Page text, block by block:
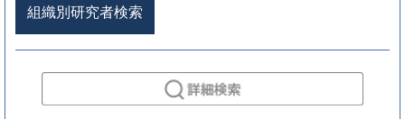
組織別研究者検索